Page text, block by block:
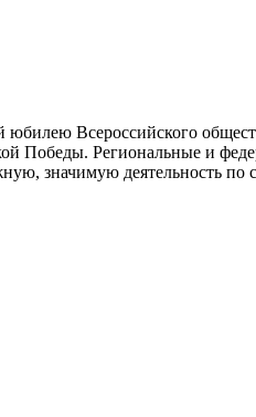
Всероссийского
Региональные и
значимую деятельность по